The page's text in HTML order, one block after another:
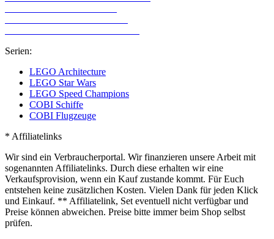
Serien:
LEGO Architecture
LEGO Star Wars
LEGO Speed Champions
COBI Schiffe
COBI Flugzeuge
* Affiliatelinks
Wir sind ein Verbraucherportal. Wir finanzieren unsere Arbeit mit
sogenannten Affiliatelinks. Durch diese erhalten wir eine
Verkaufsprovision, wenn ein Kauf zustande kommt. Für Euch
entstehen keine zusätzlichen Kosten. Vielen Dank für jeden Klick
und Einkauf. ** Affiliatelink, Set eventuell nicht verfügbar und
Preise können abweichen. Preise bitte immer beim Shop selbst
prüfen.